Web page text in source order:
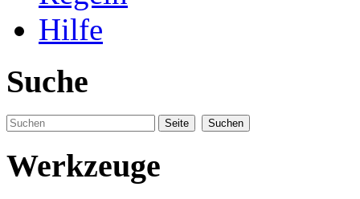
Hilfe
Suche
Werkzeuge